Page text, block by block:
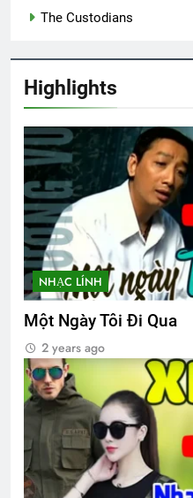
8 Months Ago
3 Years Ago
TẾT, LẠI
3 Years Ago
XUÂN
3 Years Ago
Thăm
2 Years Ago
Cựu
3 Years Ago
The Custodians
Highlights
NHẠC LÍNH
Một Ngày Tôi Đi Qua
2 years ago